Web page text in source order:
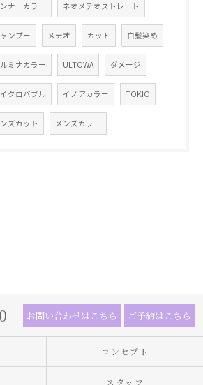
ナーカラー ネオメテオストレート
ンプー メテオ カット 白髪染め
ミナカラー ULTOWA ダメージ
クロバブル イノアカラー TOKIO
ズカット メンズカラー
お問い合わせはこちら ご予約はこちら
コンセプト
スタッフ